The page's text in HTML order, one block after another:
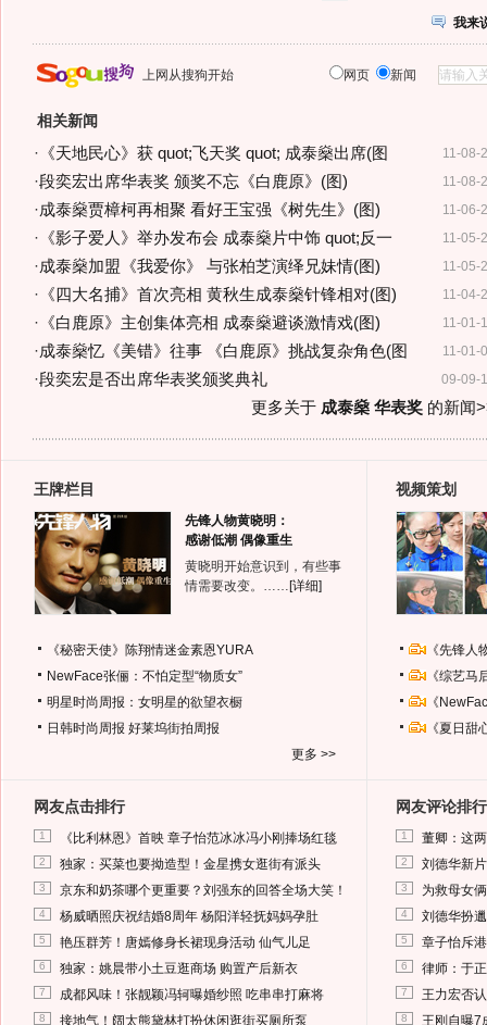
我来
上网从搜狗开始 网页 新闻
相关新闻
11-08-
· 《天地民心》获 quot;飞天奖 quot; 成泰燊出席(图
11-08-
·段奕宏出席华表奖 颁奖不忘《白鹿原》(图)
11-06-
·成泰燊贾樟柯再相聚 看好王宝强《树先生》(图)
11-05-
· 《影子爱人》举办发布会 成泰燊片中饰 quot;反一
11-05-
·成泰燊加盟《我爱你》 与张柏芝演绎兄妹情(图)
11-04-
· 《四大名捕》首次亮相 黄秋生成泰燊针锋相对(图)
11-01-
· 《白鹿原》主创集体亮相 成泰燊避谈激情戏(图)
11-01-
·成泰燊忆《美错》往事 《白鹿原》挑战复杂角色(图
09-09-
·段奕宏是否出席华表奖颁奖典礼
更多关于 成泰燊 华表奖的新闻
王牌栏目
先锋人物黄晓明：
感谢低潮 偶像重生
黄晓明开始意识到，有些事
情需要改变。…… [详细]
《秘密天使》陈翔情迷金素恩YURA
NewFace张俪：不怕定型“物质女”
明星时尚周报：女明星的欲望衣橱
日韩时尚周报 好莱坞街拍周报
更多 >>
视频策划
《先锋
《综艺
《
《夏日
网友点击排行
1 《比利林恩》首映 章子怡范冰冰冯小刚捧场红毯
2 独家：买菜也要拗造型！金星携女逛街有派头
3 京东和奶茶哪个更重要？刘强东的回答全场大笑！
4 杨威晒照庆祝结婚8周年 杨阳洋轻抚妈妈孕肚
5 艳压群芳！唐嫣修身长裙现身活动 仙气儿足
6 独家：姚晨带小土豆逛商场 购置产后新衣
7 成都风味！张靓颖冯轲曝婚纱照 吃串串打麻将
8 接地气！阔太熊黛林打扮休闲逛街买厕所泵
网友评论排行
1 董卿：这
2 刘德华新
3 为救母女
4 刘德华扮
5 章子怡斥
6 律师：于
7 王力宏否
8 王刚自曝7